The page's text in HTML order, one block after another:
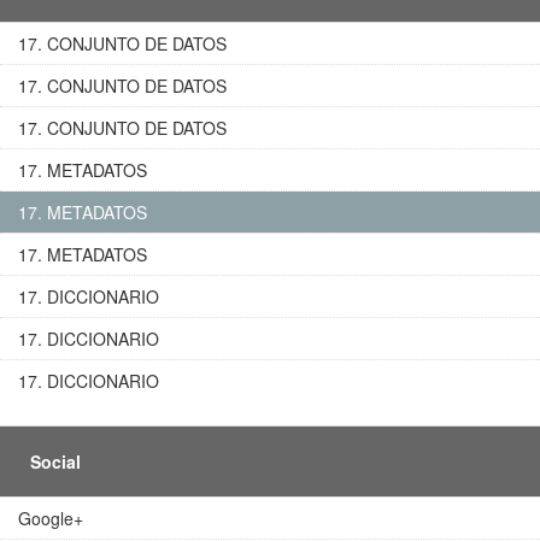
17. CONJUNTO DE DATOS
17. CONJUNTO DE DATOS
17. CONJUNTO DE DATOS
17. METADATOS
17. METADATOS
17. METADATOS
17. DICCIONARIO
17. DICCIONARIO
17. DICCIONARIO
Social
Google+